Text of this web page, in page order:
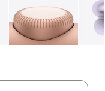
图库 图像